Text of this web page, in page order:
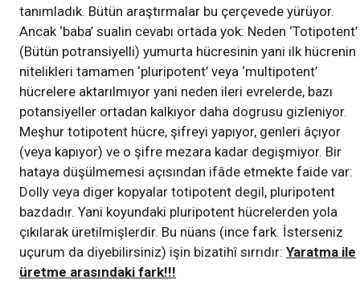
tanımladık. Bütün araştırmalar bu çerçevede yürüyor.
Ancak ‘baba’ sualin cevabı ortada yok: Neden ‘Totipotent’
(Bütün potransiyelli) yumurta hücresinin yani ilk hücrenin
nitelikleri tamamen ‘pluripotent’ veya ‘multipotent’
hücrelere aktarılmıyor yani neden ileri evrelerde, bazı
potansiyeller ortadan kalkıyor daha dogrusu gizleniyor.
Meşhur totipotent hücre, şifreyi yapıyor, genleri âçıyor
(veya kapıyor) ve o şifre mezara kadar degişmiyor. Bir
hataya düşülmemesi açısından ifâde etmekte faide var:
Dolly veya diger kopyalar totipotent degil, pluripotent
bazdadır. Yani koyundaki pluripotent hücrelerden yola
çıkılarak üretilmişlerdir. Bu nüans (ince fark. İsterseniz
uçurum da diyebilirsiniz) işin bizatihî sırrıdır: Yaratma ile
üretme arasındaki fark!!!